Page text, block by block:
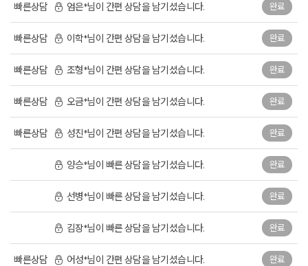
빠른상담 엄은*님이 간편 상담을 남기셨습니다. 완료
빠른상담 이학*님이 간편 상담을 남기셨습니다. 완료
빠른상담 조형*님이 간편 상담을 남기셨습니다. 완료
빠른상담 오금*님이 간편 상담을 남기셨습니다. 완료
빠른상담 성진*님이 간편 상담을 남기셨습니다. 완료
양승*님이 빠른 상담을 남기셨습니다. 완료
선병*님이 빠른 상담을 남기셨습니다. 완료
김장*님이 빠른 상담을 남기셨습니다. 완료
빠른상담 어성*님이 간편 상담을 남기셨습니다. 완료